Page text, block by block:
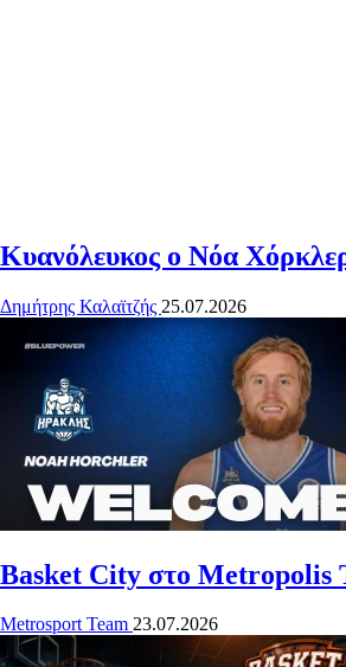
Κυανόλευκος ο Νόα
Δημήτρης Καλαϊτζής 25.07.2026
Basket City στο Metropolis
Metrosport Team 23.07.2026